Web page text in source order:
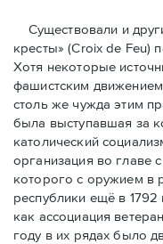
Существовали и
кресты» (Croix de Feu)
Хотя некоторые
фашистским
столь же чужда этим
была выступавшая за
католический
организация во главе
которого с оружием в
республики ещё в
как ассоциация
году в их рядах было